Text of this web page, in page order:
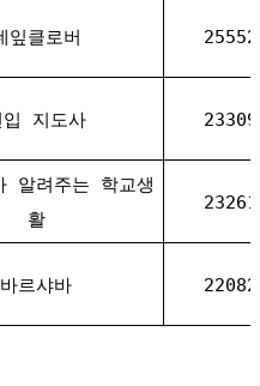
잎클로버
입 지도사
알려주는 학교생
활
바르샤바